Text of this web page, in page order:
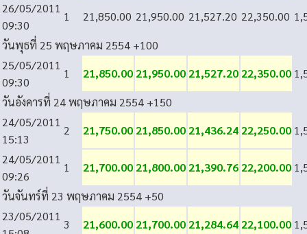
26/05/2011
09:30
1 21,850.00 21,950.00 21,527.20 22,350.00
วันพุธที่ 25 พฤษภาคม 2554 +100
25/05/2011
09:30
1 21,850.00 21,950.00 21,527.20 22,350.00
วันอังคารที่ 24 พฤษภาคม 2554 +150
24/05/2011
15:13
2 21,750.00 21,850.00 21,436.24 22,250.00
24/05/2011
09:26
1 21,700.00 21,800.00 21,390.76 22,200.00
วันจันทร์ที่ 23 พฤษภาคม 2554 +50
23/05/2011
3 21,600.00 21,700.00 21,284.64 22,100.00